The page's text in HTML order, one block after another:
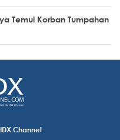
Temui Korban Tumpahan
Channel